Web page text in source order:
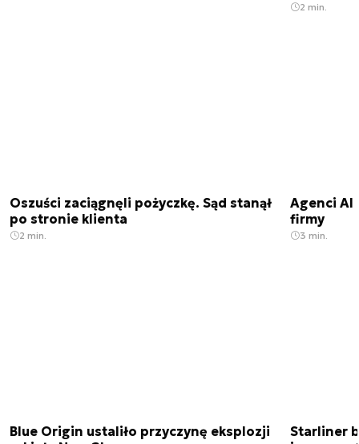
2 min.
Oszuści zaciągnęli pożyczkę. Sąd stanął
po stronie klienta
2 min.
Agenci AI
firmy
3 min.
Blue Origin ustaliło przyczynę eksplozji
Starliner